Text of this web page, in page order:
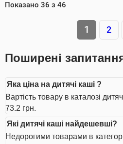
Показано 36 з 46
1 2
Поширені
Яка ціна на дитячі каші ?
Вартість товару в каталозі
73.2 грн.
Які дитячі каші найдешевші?
Недорогими товарами в